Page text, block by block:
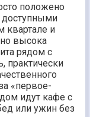
положено
доступными
квартале и
высока
рядом с
практически
«первое-
идут кафе с
или ужин без